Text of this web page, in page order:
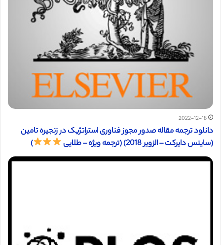
2022-12-18
دانلود ترجمه مقاله صدور مجوز فناوری استراتژیک در زنجیره تامین
(ساینس دایرکت – الزویر 2018) (ترجمه ویژه – طلایی
)